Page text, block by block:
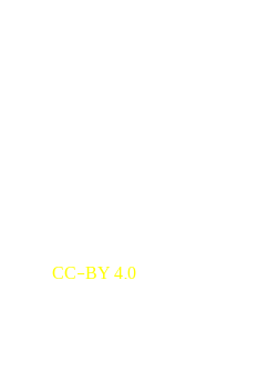
CC-BY 4.0